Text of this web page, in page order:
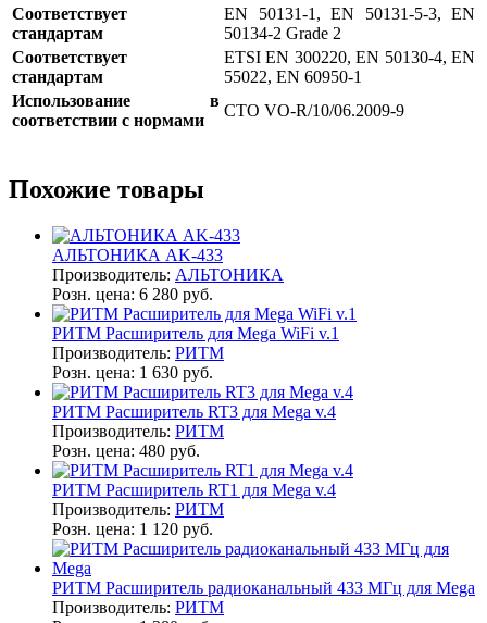
Соответствует
стандартам
EN 50131-1, EN 50131-5-3, EN
50134-2 Grade 2
Соответствует
стандартам
ETSI EN 300220, EN 50130-4, EN
55022, EN 60950-1
Использование в
соответствии с нормами
CTO VO-R/10/06.2009-9
Похожие товары
АЛЬТОНИКА AK-433
Производитель: АЛЬТОНИКА
Розн. цена: 6 280 руб.
РИТМ Расширитель для Mega WiFi v.1
Производитель: РИТМ
Розн. цена: 1 630 руб.
РИТМ Расширитель RT3 для Mega v.4
Производитель: РИТМ
Розн. цена: 480 руб.
РИТМ Расширитель RT1 для Mega v.4
Производитель: РИТМ
Розн. цена: 1 120 руб.
РИТМ Расширитель радиоканальный 433 МГц для Mega
Производитель: РИТМ